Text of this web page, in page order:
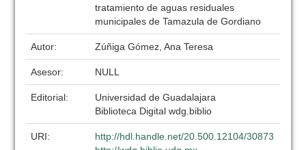
tratamiento de aguas residuales
municipales de Tamazula de Gordiano
Autor: Zúñiga Gómez, Ana Teresa
Asesor: NULL
Editorial:
Universidad de Guadalajara
Biblioteca Digital wdg.biblio
URI:
http://hdl.handle.net/20.500.12104/30873